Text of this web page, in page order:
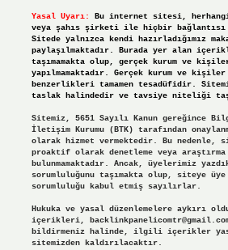
Yasal Uyarı:
Bu internet sitesi,
veya şahıs şirketi ile hiçbir bağlantısı
Sitede yalnızca kendi hazırladığımız
paylaşılmaktadır. Burada yer alan
taşımamakta olup, gerçek kurum ve kişiler
yapılmamaktadır. Gerçek kurum ve
benzerlikleri tamamen tesadüfidir.
taslak halindedir ve tavsiye niteliği
Sitemiz, 5651 Sayılı Kanun gereğince
İletişim Kurumu (BTK) tarafından
olarak hizmet vermektedir. Bu
proaktif olarak denetleme veya araştırma
bulunmamaktadır. Ancak, üyelerimiz
sorumluluğunu taşımakta olup, siteye
sorumluluğu kabul etmiş sayılırlar.
Hukuka ve yasal düzenlemelere aykırı
içerikleri,
bildirmeniz halinde, ilgili içerikler
sitemizden kaldırılacaktır.